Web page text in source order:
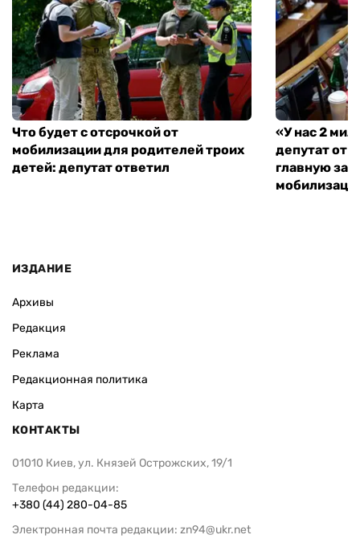
Что будет с отсрочкой от
мобилизации для родителей троих
детей: депутат ответил
«У нас 2
депутат от
главную
ИЗДАНИЕ
Архивы
Редакция
Реклама
Редакционная политика
Карта
КОНТАКТЫ
01010 Киев, ул. Князей Острожских, 19/1
Телефон редакции:
+380 (44) 280-04-85
Электронная почта редакции: zn94@ukr.net